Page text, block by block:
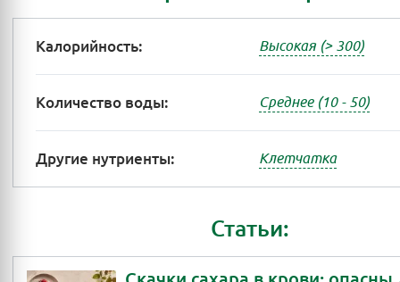
Калорийность: Высокая (> 300)
Количество воды: Среднее (10 - 50)
Другие нутриенты: Клетчатка
Статьи: